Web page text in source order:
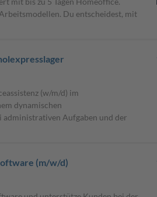
Du entscheidest, mit
(w/m/d) im
dynamischen
Aufgaben und der
(m/w/d)